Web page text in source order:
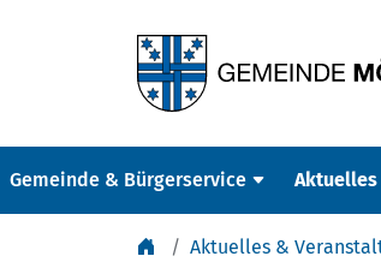
Gemeinde & Bürgerservice
Aktuelles &